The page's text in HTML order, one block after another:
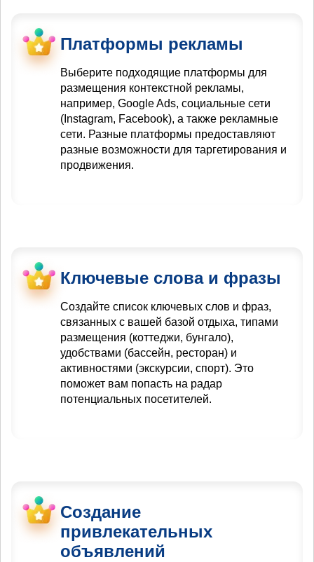
Платформы рекламы
Выберите подходящие платформы для
размещения контекстной рекламы,
например, Google Ads, социальные сети
(Instagram, Facebook), а также рекламные
сети. Разные платформы предоставляют
разные возможности для таргетирования и
продвижения.
Ключевые слова и фразы
Создайте список ключевых слов и фраз,
связанных с вашей базой отдыха, типами
размещения (коттеджи, бунгало),
удобствами (бассейн, ресторан) и
активностями (экскурсии, спорт). Это
поможет вам попасть на радар
потенциальных посетителей.
Создание
привлекательных
объявлений